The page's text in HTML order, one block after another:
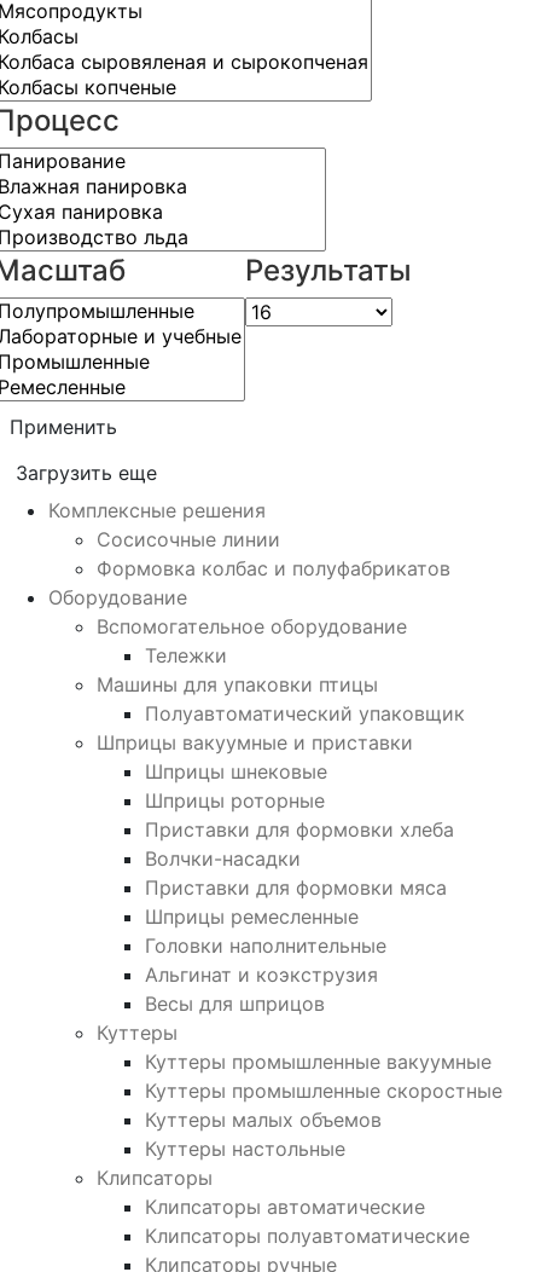
Результаты
Применить
Загрузить еще
Комплексные решения
Сосисочные линии
Формовка колбас и полуфабрикатов
Оборудование
Вспомогательное оборудование
Тележки
Машины для упаковки птицы
Полуавтоматический упаковщик
Шприцы вакуумные и приставки
Шприцы шнековые
Шприцы роторные
Приставки для формовки хлеба
Волчки-насадки
Приставки для формовки мяса
Шприцы ремесленные
Головки наполнительные
Альгинат и коэкструзия
Весы для шприцов
Куттеры
Куттеры промышленные вакуумные
Куттеры промышленные скоростные
Куттеры малых объемов
Куттеры настольные
Клипсаторы
Клипсаторы автоматические
Клипсаторы полуавтоматические
Клипсаторы ручные